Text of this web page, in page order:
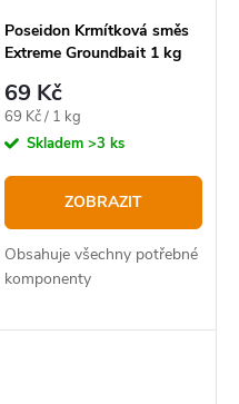
Poseidon Krmítková směs
Extreme Groundbait 1 kg
69 Kč
Měrná
cena:
69 Kč / 1 kg
Skladem >3 ks
ZOBRAZIT
Obsahuje všechny potřebné
komponenty